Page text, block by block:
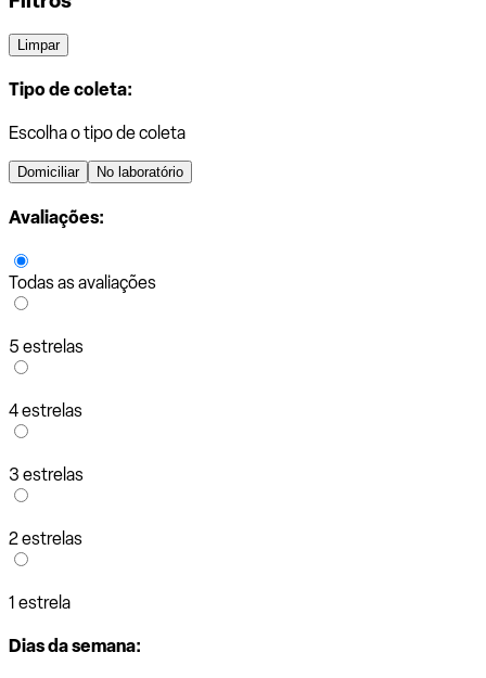
Limpar
Tipo de coleta:
Escolha o tipo de coleta
Domiciliar No laboratório
Avaliações:
Todas as avaliações
5 estrelas
4 estrelas
3 estrelas
2 estrelas
1 estrela
Dias da semana: